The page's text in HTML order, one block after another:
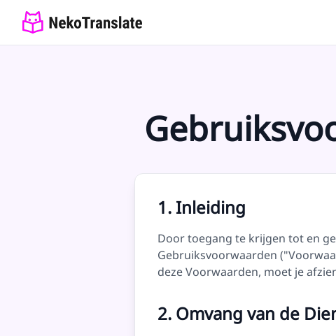
1. Inleiding
Door toegang te krijgen tot en
Gebruiksvoorwaarden
deze Voorwaarden, moet je
2. Omvang van de